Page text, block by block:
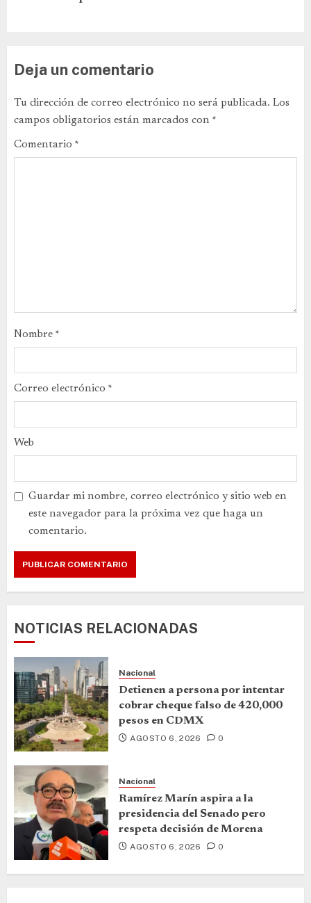
Deja un comentario
Tu dirección de correo electrónico no será publicada. Los
campos obligatorios están marcados con *
Comentario *
Nombre *
Correo electrónico *
Web
Guardar mi nombre, correo electrónico y sitio web en
este navegador para la próxima vez que haga un
comentario.
NOTICIAS RELACIONADAS
Nacional
Detienen a persona por intentar
cobrar cheque falso de 420,000
pesos en CDMX
AGOSTO 6, 2026 0
Nacional
Ramírez Marín aspira a la
presidencia del Senado pero
respeta decisión de Morena
AGOSTO 6, 2026 0